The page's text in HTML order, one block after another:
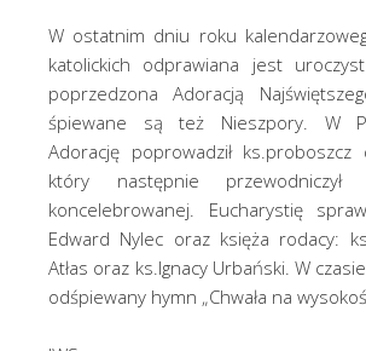
W ostatnim dniu roku
katolickich odprawiana jest
poprzedzona Adoracją
śpiewane są też Nieszpory. W
Adorację poprowadził ks.proboszcz
który następnie przewodniczył
koncelebrowanej. Eucharystię
Edward Nylec oraz księża rodacy:
Atłas oraz ks.Ignacy Urbański. W
odśpiewany hymn „Chwała na